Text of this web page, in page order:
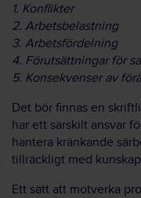
1. Konflikter
2. Arbetsbelastning
3. Arbetsfördelning
4. Förutsättningar för
5. Konsekvenser av
Det bör finnas en
har ett särskilt ansvar
hantera kränkande
tillräckligt med
Ett sätt att motverka